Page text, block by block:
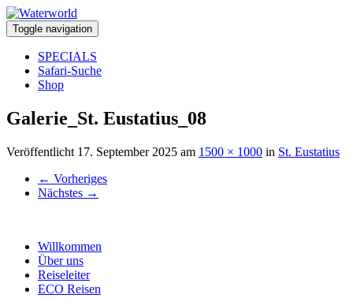
Toggle navigation
SPECIALS
Safari-Suche
Shop
Galerie_St. Eustatius_08
Veröffentlicht 17. September 2025 am 1500 × 1000 in St. Eustatius
← Vorheriges
Nächstes →
Willkommen
Über uns
Reiseleiter
ECO Reisen